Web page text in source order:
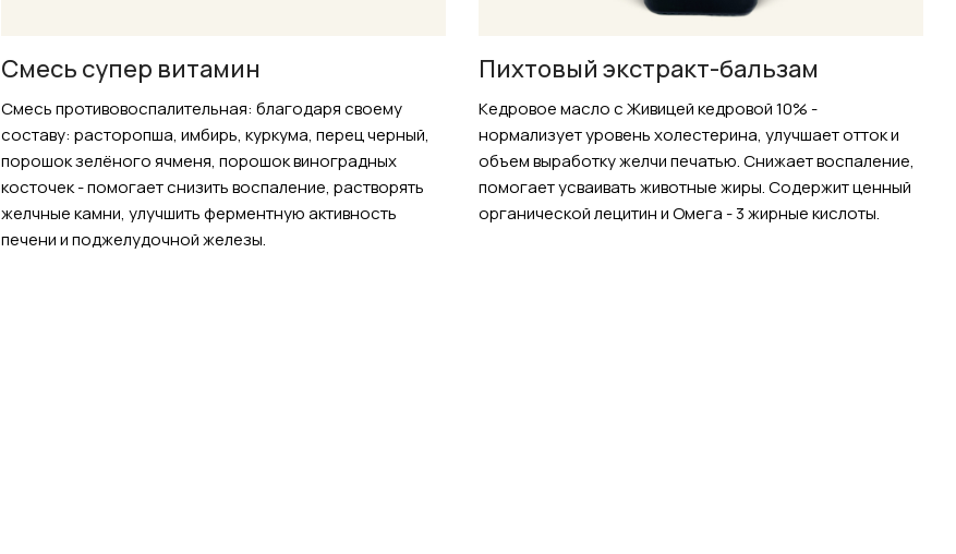
Смесь супер витамин
Смесь противовоспалительная: благодаря своему
составу: расторопша, имбирь, куркума, перец черный,
порошок зелёного ячменя, порошок виноградных
косточек - помогает снизить воспаление, растворять
желчные камни, улучшить ферментную активность
печени и поджелудочной железы.
Пихтовый экстракт-бальзам
Кедровое масло с Живицей кедровой 10% -
нормализует уровень холестерина, улучшает отток и
объем выработку желчи печатью. Снижает воспаление,
помогает усваивать животные жиры. Содержит ценный
органической лецитин и Омега - 3 жирные кислоты.